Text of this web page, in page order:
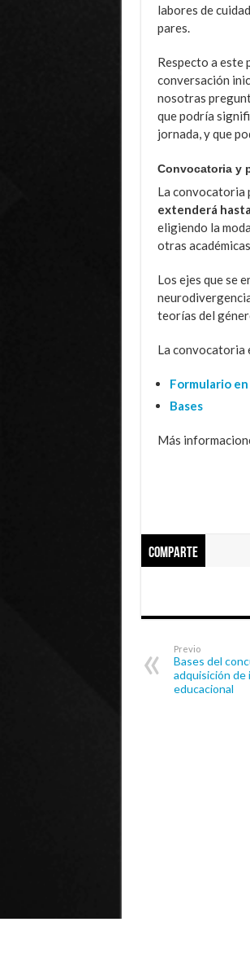
labores de
pares.
Respecto a este
conversación
nosotras
que podría
jornada, y que
Convocatoria y
La convocatoria
extenderá
eligiendo la
otras
Los ejes que se
teorías del
La convocatoria
Formulario
Bases
Más
Comparte
Previo
Bases del
adquisición de
educacional